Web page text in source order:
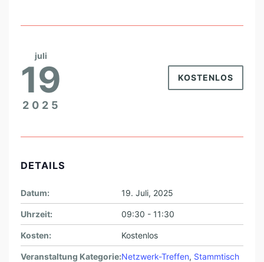
juli
19
2025
KOSTENLOS
DETAILS
Datum: 19. Juli, 2025
Uhrzeit: 09:30 - 11:30
Kosten: Kostenlos
Veranstaltung Kategorie:Netzwerk-Treffen, Stammtisch